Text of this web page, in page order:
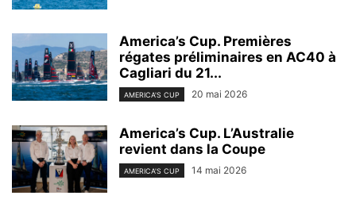
America’s Cup. Premières
régates préliminaires en AC40 à
Cagliari du 21...
AMERICA'S CUP 20 mai 2026
America’s Cup. L’Australie
revient dans la Coupe
AMERICA'S CUP 14 mai 2026